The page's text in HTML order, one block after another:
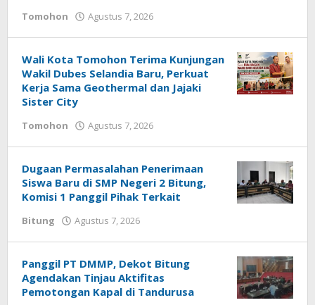
Tomohon Agustus 7, 2026
Wali Kota Tomohon Terima Kunjungan
Wakil Dubes Selandia Baru, Perkuat
Kerja Sama Geothermal dan Jajaki
Sister City
Tomohon Agustus 7, 2026
Dugaan Permasalahan Penerimaan
Siswa Baru di SMP Negeri 2 Bitung,
Komisi 1 Panggil Pihak Terkait
Bitung Agustus 7, 2026
Panggil PT DMMP, Dekot Bitung
Agendakan Tinjau Aktifitas
Pemotongan Kapal di Tandurusa